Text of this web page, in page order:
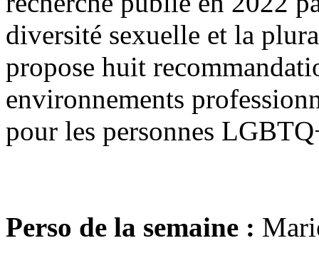
diversité sexuelle et la
propose huit
environnements
pour les personnes
Perso de la semaine :